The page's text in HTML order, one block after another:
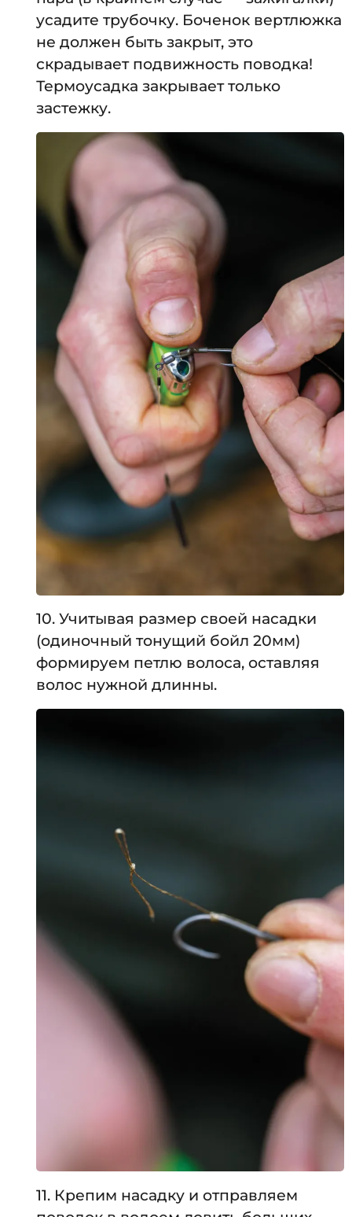
усадите трубочку. Боченок вертлюжка
не должен быть закрыт, это
скрадывает подвижность поводка!
Термоусадка закрывает только
застежку.
10. Учитывая размер своей насадки
(одиночный тонущий бойл 20мм)
формируем петлю волоса, оставляя
волос нужной длинны.
11. Крепим насадку и отправляем